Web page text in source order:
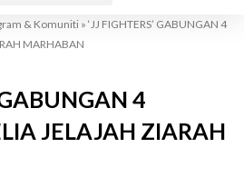
& Komuniti» ‘JJ FIGHTERS’ GABUNGAN 4
MARHABAN
GABUNGAN 4
JELAJAH ZIARAH